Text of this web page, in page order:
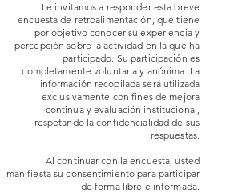
Le invitamos a responder esta breve
encuesta de retroalimentación, que tiene
por objetivo conocer su experiencia y
percepción sobre la actividad en la que ha
participado. Su participación es
completamente voluntaria y anónima. La
información recopilada será utilizada
exclusivamente con fines de mejora
continua y evaluación institucional,
respetando la confidencialidad de sus
respuestas.
Al continuar con la encuesta, usted
manifiesta su consentimiento para participar
de forma libre e informada.